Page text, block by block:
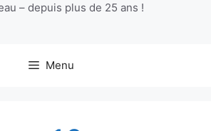
– depuis plus de 25 ans !
Menu